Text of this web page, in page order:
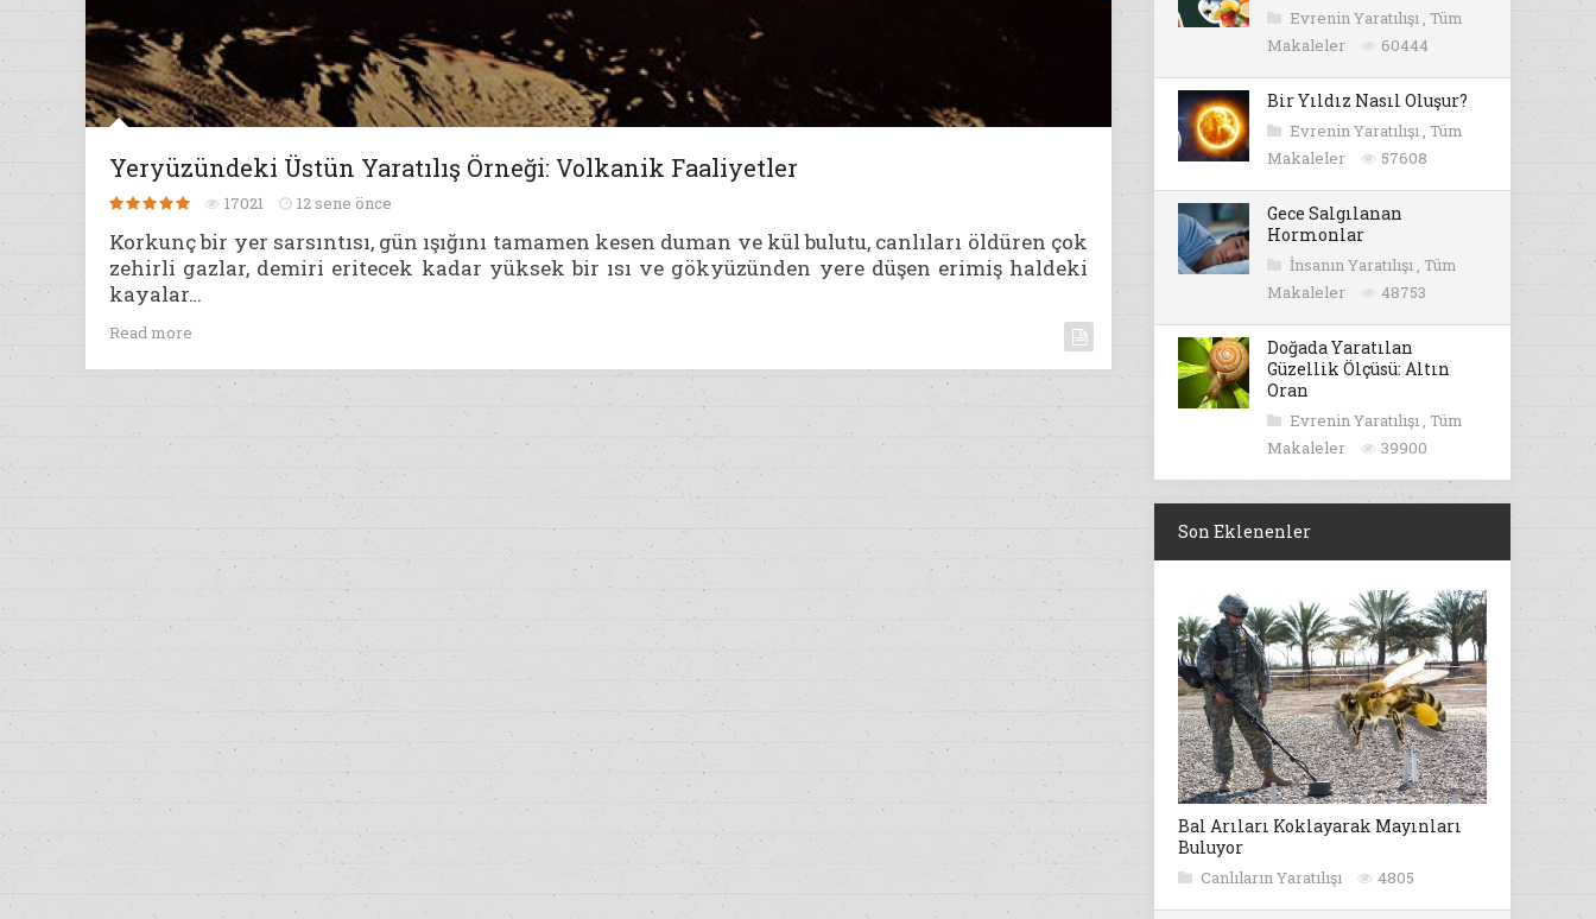
Yeryüzündeki Üstün Yaratılış Örneği: Volkanik Faaliyetler
17021 12 sene önce
Korkunç bir yer sarsıntısı, gün ışığını tamamen kesen duman ve kül bulutu, canlıları öldüren çok
zehirli gazlar, demiri eritecek kadar yüksek bir ısı ve gökyüzünden yere düşen erimiş haldeki
kayalar…
Read more
Evrenin Yaratılışı , Tüm
Makaleler
60444
Bir Yıldız Nasıl Oluşur?
Evrenin Yaratılışı , Tüm
Makaleler
57608
Gece Salgılanan
Hormonlar
İnsanın Yaratılışı , Tüm
Makaleler
48753
Doğada Yaratılan
Güzellik Ölçüsü: Altın
Oran
Evrenin Yaratılışı , Tüm
Makaleler
39900
Son Eklenenler
Bal Arıları Koklayarak Mayınları
Buluyor
Canlıların Yaratılışı 4805